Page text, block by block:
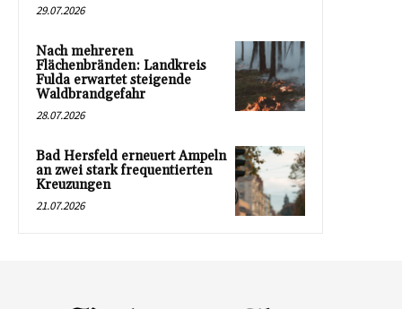
29.07.2026
Nach mehreren
Flächenbränden: Landkreis
Fulda erwartet steigende
Waldbrandgefahr
28.07.2026
Bad Hersfeld erneuert Ampeln
an zwei stark frequentierten
Kreuzungen
21.07.2026